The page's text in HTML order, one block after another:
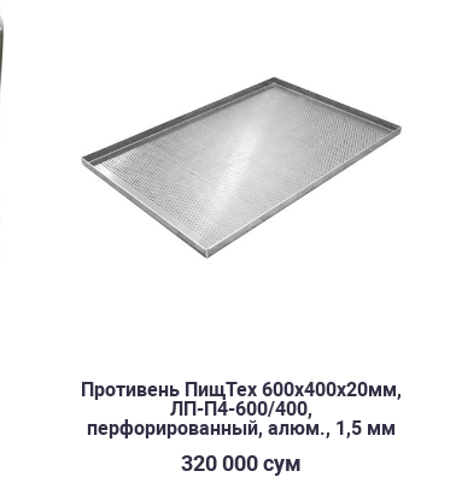
Противень ПищТех 600х400х20мм,
ЛП-П4-600/400,
перфорированный, алюм., 1,5 мм
320 000 сум